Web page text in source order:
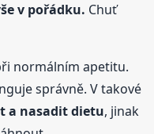
v pořádku. Chuť
normálním apetitu.
správně. V takové
a nasadit dietu, jinak